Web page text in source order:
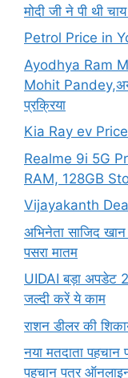
मोदी जी ने पी थी
Petrol Price in
Ayodhya Ram
Mohit
प्रक्रिया
Kia Ray ev
Realme 9i 5G
RAM, 128GB
Vijayakanth
अभिनेता साजिद
पसरा मातम
UIDAI बड़ा अपडेट
जल्दी करें ये काम
राशन डीलर की
नया मतदाता
पहचान पत्र